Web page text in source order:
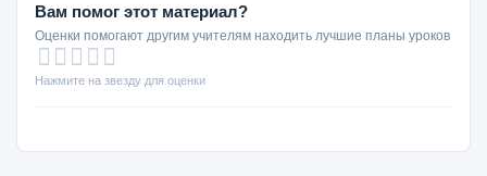
Вам помог этот материал?
Оценки помогают другим учителям находить лучшие планы уроков
Нажмите на звезду для оценки